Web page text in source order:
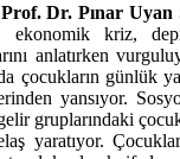
Prof. Dr. Pınar Uyan
ekonomik kriz,
anlatırken
da çocukların günlük
yansıyor.
gruplarındaki
yaratıyor.